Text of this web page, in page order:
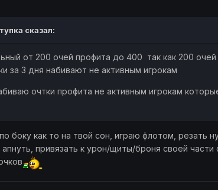
сказал:
от 200 очей профита до 400 так как 200
за 3 дня набивают не активным игрокам
очтки профита не активным игрокам
боку как то на твой сон, играю флотом, резать
привязать к урон/щиты/броня своей